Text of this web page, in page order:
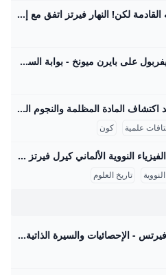
فيرتز يختار وجهته القادمة لكن! النهار فيرتز اتفق مع إدارة بايرن ميونيخ الجريدة مواقعنا لبنان عربي بودكاست تسجيل الدخول اشترك - الرئيسية عيش لبنان اقتصاد وأعمال تحقيقات مقالات كتاب النهار آراء منبر كتاب النهار 29-08-2025 | 05:37 استعادة النظام السوري السجناء واللاجئين معاً مؤشّر لنية بناء دولة كتاب النهار 29-08-2025 | 05:30 أيّ رسائل مخفيّة لحراك “حزب الله” السياسي المكثّف؟ رياضة كرة قدم كرة سلة كرة مضرب رياضة ميكانيكية ألعاب قتالية الغولف رياضات أخرى رياضة 29-08-2025 | 06:25 شربل أبو خطار لـ"النهار": الرياضة دواء ومفتاح النجاح الدراسي رياضة 28-08-2025 | 17:06 ازدواج الجنسية… أزمة مستمرّة لنجوم كرة القدم
فيرتز يكشف سبب لماذا فضل ليفربول على بايرن ميونخ - بوابة السعودية نيوز يحاول الفريق بناء نفسه بشكل قوي ليكون قادراً على المنافسة على أعلى مستوى تحت قيادة المدرب آرني سلوت وقد أظهر الفريق أداءً مميزاً في سوق الانتقالات هذا الصيف، انتقال اللاعب إلى ليفربول يمثل تحدياً كبيراً بالنسبة له، حيث قال: “لقد كانت خطوة أصعب أن أترك هذا المحيط وأذهب لبلد آخر مع كل ما يتضمنه من تغييرات وألعب في دوري جديد بأسلوب لعب مختلف”. اختيار واعٍ أضاف اللاعب: “لقد انتقلت لتحدي أكبر، تحدي اخترت خوضه بوعي من أجل أن أنجح وأصبح لاعباً أفضل , لقد اخترت الانتقال إلى ليفربول كقرار واعٍ بالنسبة لي كي أصبح أفضل”.
فيرتز زفيكي: رائد اكتشاف المادة المظلمة والنجوم النيوترونية يسرني تقديم مقال مفصل عن شخصية فريتز زفيكي وإسهاماته العلمية في علم الفلك: فريتز زفيكي: رائد اكتشاف المادة المظلمة والنجوم النيوترونية فريتز زفيكي (14 فبراير 1898 - 8 فبراير 1974) كان عالم فلك سويسري عمل معظم حياته في معهد كاليفورنيا للتكنولوجيا بالولايات المتحدة، وأحدث ثورة في فهمنا للكون من خلال أفكاره واكتشافاته الرائدة. تلقى تعليمه الثانوي في زيوريخ، ثم درس الرياضيات والفيزياء التجريبية بين 1917 و1925 على يد كبار العلماء أمثال أوجوست بيكارد وألبرت أينشتاين، مما أكسبه قاعدة علمية راسخة ساعدته في إرساء أسس علم الفلك الحديث.
علمية كون
كارل فيرتز: رائد الفيزياء النووية الألماني كيرل فيرتز هو عالم فيزياء نووية ألماني بارز وُلد في 24 أبريل 1910 في كولونيا وتوفي في 12 فبراير 1994. حصل على شهادة الدكتوراه في عام 1934 بعد دراسته الفيزياء والكيمياء والرياضيات في جامعات بون وفرايبورغ وبريسلّاو. درّس بعد ذلك كمساعد تدريس لوزير التعليم الألماني كارل فريدريش بونهوفر في جامعة لايبتزغ، وكان عضواً في رابطة المعلمين النازية خلال الفترة النازية في ألمانيا، رغم أنه لم يكن عضواً في الحزب النازي. مهنياً، تميز فيرتز بعمله في معهد كايزر فيلهلم للفيزياء في برلين منذ عام 1937، حيث عمل على تصميم المفاعلات النووية خلال الحرب العالمية الثانية، وبالأخص مفاعل الطبقات الأفقية، بالإضافة إلى قيادة قسم التجارب في المعهد الذي نقل إلى هيتشينجن لتجنب تأثير القصف الجوي في 1944.
تاريخ العلوم
اللاعب فلوريان فيرتس - الإحصائيات والسيرة الذاتية كووورة تعرف على إحصائيات ، بما في ذلك الملف الشخصي، وسجل المباريات، والإنجازات والمزيد. ليفربول ألمانياالجنسية7رقم القميص03 مايو 2003تاريخ الميلاد22العمرلاعب خط وسط المركز